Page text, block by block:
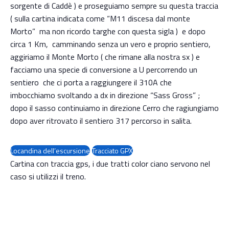
sorgente di Caddè ) e proseguiamo sempre su questa traccia
( sulla cartina indicata come “M11 discesa dal monte
Morto” ma non ricordo targhe con questa sigla ) e dopo
circa 1 Km, camminando senza un vero e proprio sentiero,
aggiriamo il Monte Morto ( che rimane alla nostra sx ) e
facciamo una specie di conversione a U percorrendo un
sentiero che ci porta a raggiungere il 310A che
imbocchiamo svoltando a dx in direzione “Sass Gross” ;
dopo il sasso continuiamo in direzione Cerro che ragiungiamo
dopo aver ritrovato il sentiero 317 percorso in salita.
Locandina dell’escursioneTracciato GPX
Cartina con traccia gps, i due tratti color ciano servono nel
caso si utilizzi il treno.